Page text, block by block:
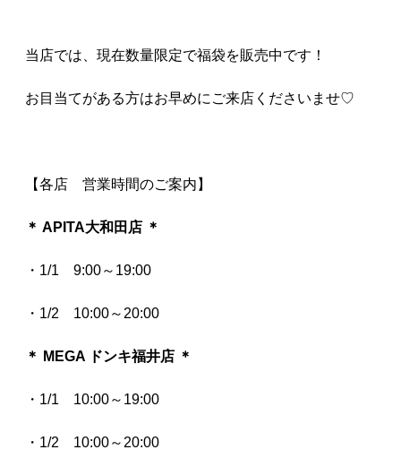
当店では、現在数量限定で福袋を販売中です！
お目当てがある方はお早めにご来店くださいませ♡
【各店 営業時間のご案内】
＊ APITA大和田店 ＊
・1/1 9:00～19:00
・1/2 10:00～20:00
＊ MEGA ドンキ福井店 ＊
・1/1 10:00～19:00
・1/2 10:00～20:00